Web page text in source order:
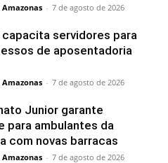
Amazonas - 7 de agosto de 2026
capacita servidores para
de aposentadoria
Amazonas - 7 de agosto de 2026
Junior garante
para ambulantes da
com novas barracas
Amazonas - 7 de agosto de 2026